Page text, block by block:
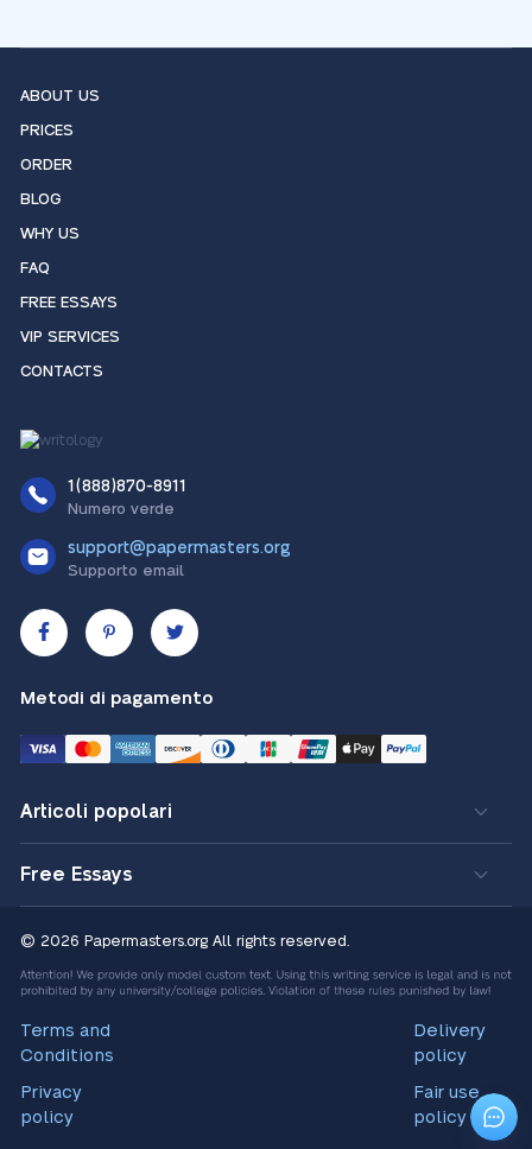
ABOUT US
PRICES
ORDER
BLOG
WHY US
FAQ
FREE ESSAYS
VIP SERVICES
CONTACTS
1(888)870-8911
Numero verde
support@papermasters.org
Supporto email
Metodi di pagamento
Articoli popolari
Free Essays
© 2026 Papermasters.org All rights reserved.
Terms and
Conditions
Privacy
policy
Delivery
policy
Fair use
policy